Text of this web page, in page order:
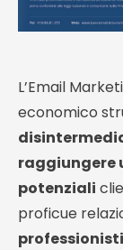
L’Email
economico
raggiungere
potenziali
proficue